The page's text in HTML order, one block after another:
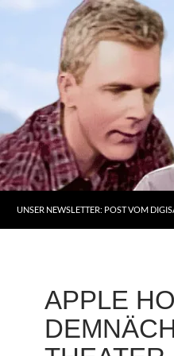
UNSER NEWSLETTER: POST VOM
APPLE